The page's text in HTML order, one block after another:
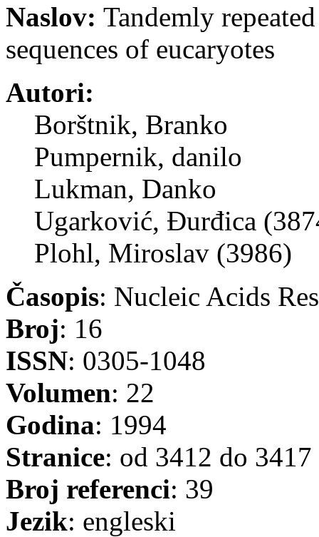
Naslov: Tandemly
sequences of eucaryotes
Autori:
Borštnik, Branko
Pumpernik, danilo
Lukman, Danko
Ugarković, Đurđica
Plohl, Miroslav (3986)
Časopis: Nucleic Acids
Broj: 16
ISSN: 0305-1048
Volumen: 22
Godina: 1994
Stranice: od 3412 do 3417
Broj referenci: 39
Jezik: engleski